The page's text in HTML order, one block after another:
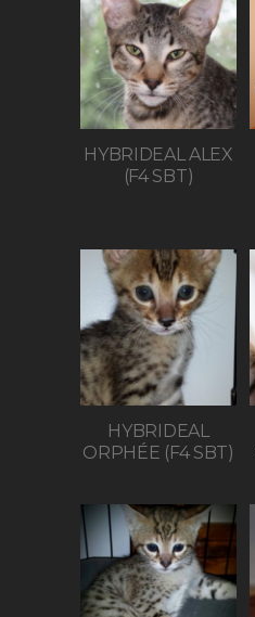
HYBRIDEAL ALEX
(F4 SBT)
HYBRIDEAL
ORPHÉE (F4 SBT)